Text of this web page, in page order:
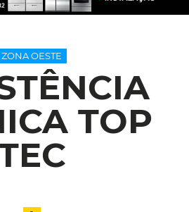
ZONA OESTE
TOP